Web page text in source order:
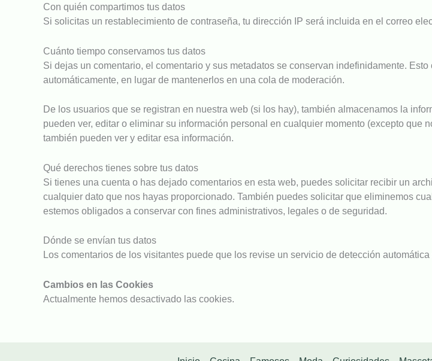
Con quién compartimos tus datos
Si solicitas un restablecimiento de contraseña, tu dirección IP será incluida en el correo
Cuánto tiempo conservamos tus datos
Si dejas un comentario, el comentario y sus metadatos se conservan indefinidamente.
automáticamente, en lugar de mantenerlos en una cola de moderación.
De los usuarios que se registran en nuestra web (si los hay), también almacenamos la
pueden ver, editar o eliminar su información personal en cualquier momento (excepto
también pueden ver y editar esa información.
Qué derechos tienes sobre tus datos
Si tienes una cuenta o has dejado comentarios en esta web, puedes solicitar recibir un
cualquier dato que nos hayas proporcionado. También puedes solicitar que eliminemos
estemos obligados a conservar con fines administrativos, legales o de seguridad.
Dónde se envían tus datos
Los comentarios de los visitantes puede que los revise un servicio de detección automática
Cambios en las Cookies
Actualmente hemos desactivado las cookies.